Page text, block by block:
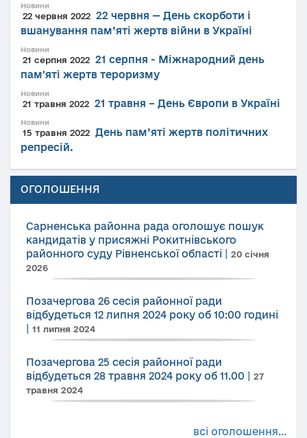
Новини
22 червня 2022 22 червня — День скорботи і
вшанування пам’яті жертв війни в Україні
Новини
21 серпня 2022 21 серпня - Міжнародний день
пам'яті жертв тероризму
Новини
21 травня 2022 21 травня – День Європи в Україні
Новини
15 травня 2022 День пам’яті жертв політичних
репресій.
ОГОЛОШЕННЯ
Сарненська районна рада оголошує пошук
кандидатів у присяжні Рокитнівського
районного суду Рівненської області
20 січня
2026
Позачергова 26 сесія районної ради
відбудеться 12 липня 2024 року об 10:00 годині
11 липня 2024
Позачергова 25 сесія районної ради
відбудеться 28 травня 2024 року об 11.00
27
травня 2024
всі оголошення...